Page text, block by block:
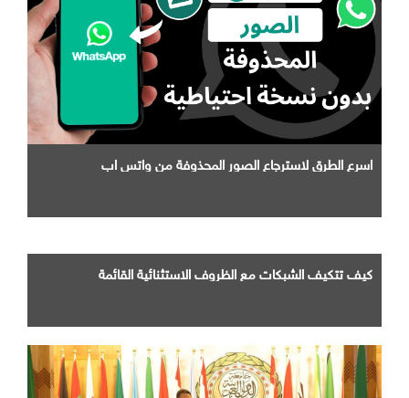
اسرع الطرق لاسترجاع الصور المحذوفة من واتس اب
كيف تتكيف الشبكات مع الظروف الاستثنائية القائمة